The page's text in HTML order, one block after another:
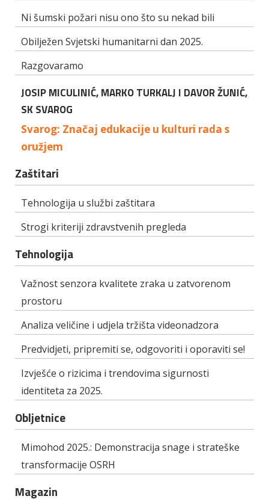
Ni šumski požari nisu ono što su nekad bili
Obilježen Svjetski humanitarni dan 2025.
Razgovaramo
JOSIP MICULINIĆ, MARKO TURKALJ I DAVOR ŽUNIĆ,
SK SVAROG
Svarog: Značaj edukacije u kulturi rada s
oružjem
Zaštitari
Tehnologija u službi zaštitara
Strogi kriteriji zdravstvenih pregleda
Tehnologija
Važnost senzora kvalitete zraka u zatvorenom
prostoru
Analiza veličine i udjela tržišta videonadzora
Predvidjeti, pripremiti se, odgovoriti i oporaviti se!
Izvješće o rizicima i trendovima sigurnosti
identiteta za 2025.
Obljetnice
Mimohod 2025.: Demonstracija snage i strateške
transformacije OSRH
Magazin